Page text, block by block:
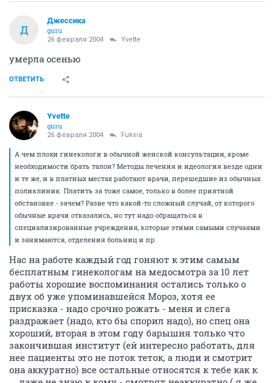
Д
Джессика
guru
26 февраля 2004 Yvette
умерла осенью
ОТВЕТИТЬ
Yvette
guru
26 февраля 2004 Fuksia
А чем плохи гинекологи в обычной женской консультации, кроме
необходимости брать талон? Методы лечения и идеология везде одни
и те же, и в платных местах работают врачи, перешедшие из обычных
поликлиник. Платить за тоже самое, только в более приятной
обстановке - зачем? Разве что какой-то сложный случай, от которого
обычные врачи отказались, но тут надо обращаться в
специализированные учреждения, которые этими самыми случаями
и занимаются, отделения больниц и пр.
Нас на работе каждый год гоняют к этим самым
бесплатным гинекологам на медосмотра за 10 лет
работы хорошие воспоминания остались только о
двух об уже упоминавшейся Мороз, хотя ее
присказка - надо срочно рожать - меня и слега
раздражает (надо, кто бы спорил надо), но спец она
хороший, вторая в этом году барышня только что
закончившая институт (ей интересно работать, для
нее пациенты это не поток теток, а люди и смотрит
она аккуратно) все остальные относятся к тебе как к